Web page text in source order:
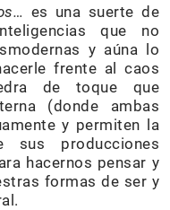
es una suerte de
que no
y aúna lo
frente al caos
de toque que
(donde ambas
y permiten la
producciones
hacernos pensar y
formas de ser y